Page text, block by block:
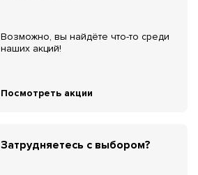
Возможно, вы найдёте что-то среди
наших акций!
Посмотреть акции
Затрудняетесь с выбором?